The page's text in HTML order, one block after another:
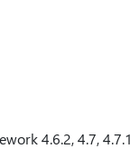
4.6.2, 4.7,